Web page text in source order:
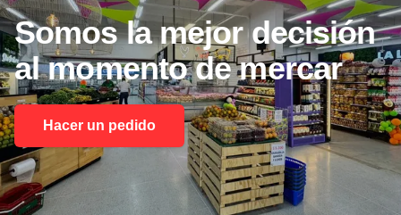
Somos la mejor decisión
al momento de mercar
Hacer un pedido